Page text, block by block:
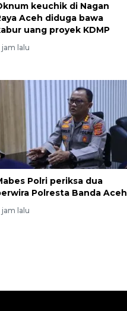
keuchik di Nagan
Aceh diduga bawa
uang proyek KDMP
jam lalu
Polri periksa dua
Polresta Banda Aceh
jam lalu